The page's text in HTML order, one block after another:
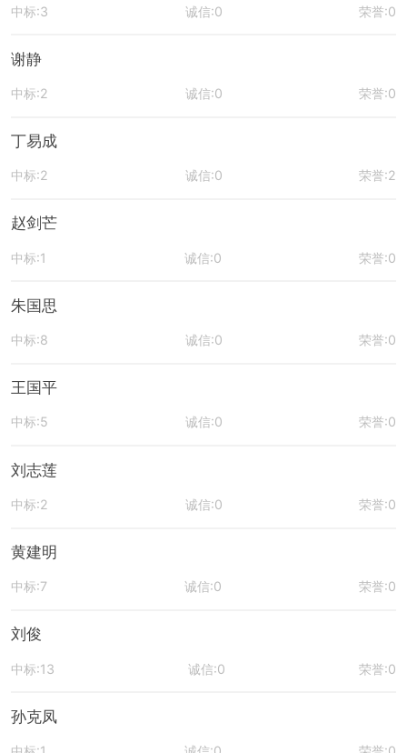
中标:3 诚信:0 荣誉:0
谢静
中标:2 诚信:0 荣誉:0
丁易成
中标:2 诚信:0 荣誉:2
赵剑芒
中标:1 诚信:0 荣誉:0
朱国思
中标:8 诚信:0 荣誉:0
王国平
中标:5 诚信:0 荣誉:0
刘志莲
中标:2 诚信:0 荣誉:0
黄建明
中标:7 诚信:0 荣誉:0
刘俊
中标:13 诚信:0 荣誉:0
孙克凤